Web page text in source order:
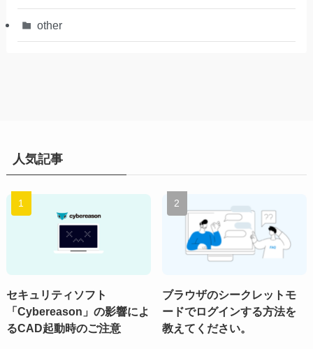
other
人気記事
セキュリティソフト
「Cybereason」の影響によ
るCAD起動時のご注意
ブラウザのシークレットモ
ードでログインする方法を
教えてください。